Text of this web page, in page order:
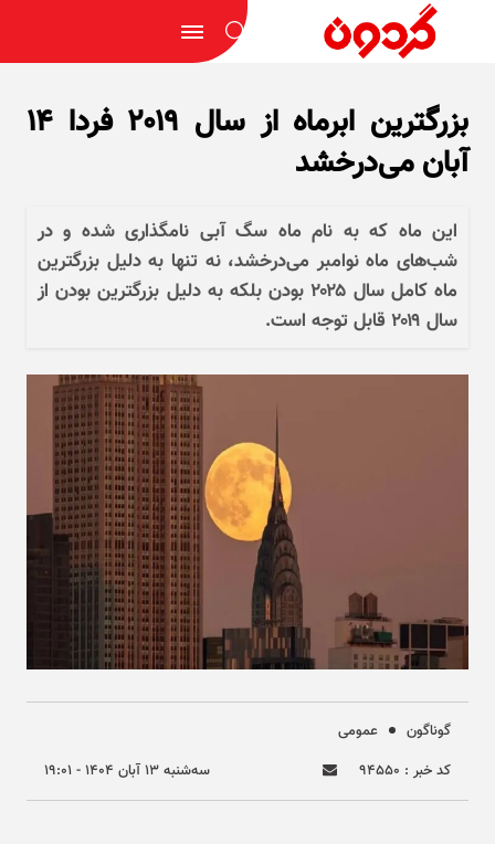
بزرگترین ابرماه از سال ۲۰۱۹ فردا ۱۴
آبان می‌درخشد
این ماه که به نام ماه سگ آبی نامگذاری شده و در
شب‌های ماه نوامبر می‌درخشد، نه تنها به دلیل بزرگترین
ماه کامل سال ۲۰۲۵ بودن بلکه به دلیل بزرگترین بودن از
سال ۲۰۱۹ قابل توجه است.
گوناگون
عمومی
کد خبر : ۹۴۵۵۰
سه‌شنبه ۱۳ آبان ۱۴۰۴ - ۱۹:۰۱